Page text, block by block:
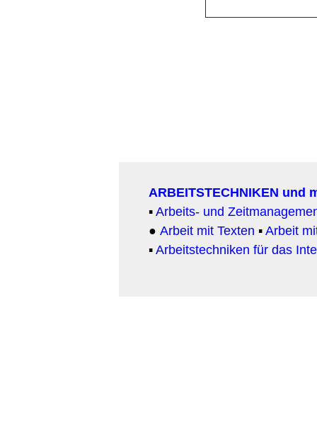
ARBEITSTECHNIKEN und
▪Arbeits- und
● Arbeit mit Texten ▪Arbeit
▪Arbeitstechniken für das